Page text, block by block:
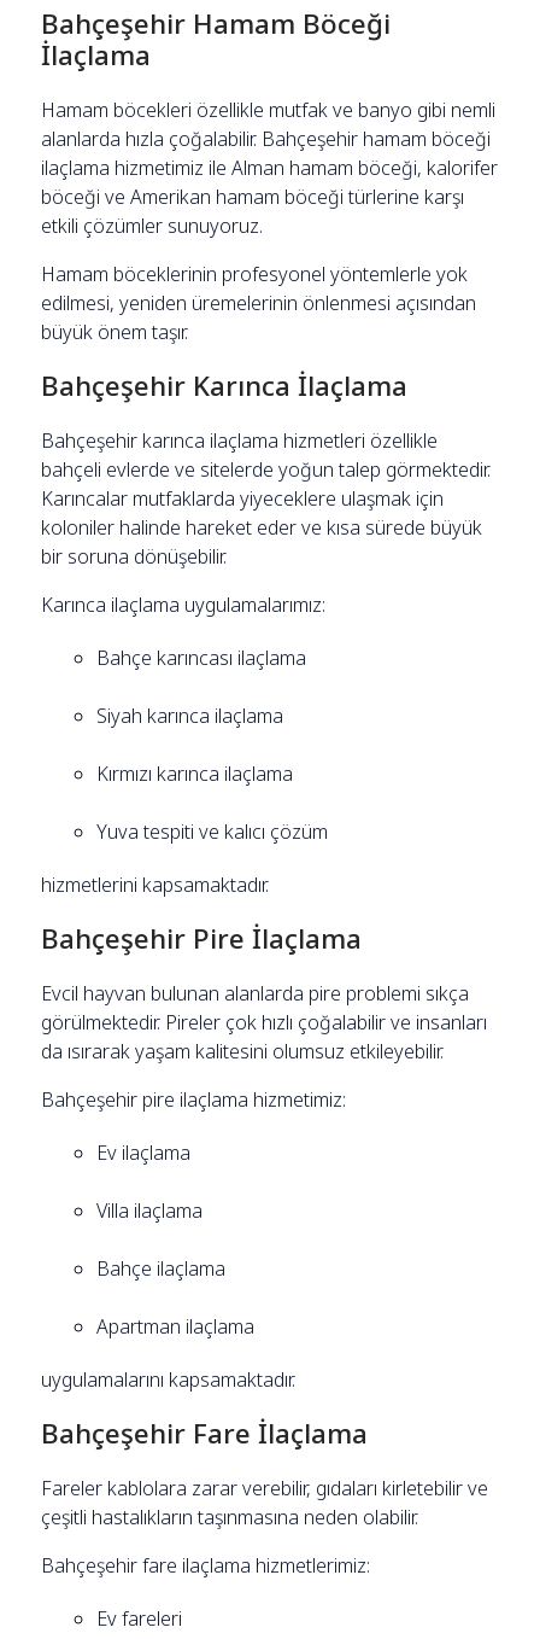
Bahçeşehir Hamam Böceği
İlaçlama
Hamam böcekleri özellikle mutfak ve banyo gibi nemli
alanlarda hızla çoğalabilir. Bahçeşehir hamam böceği
ilaçlama hizmetimiz ile Alman hamam böceği, kalorifer
böceği ve Amerikan hamam böceği türlerine karşı
etkili çözümler sunuyoruz.
Hamam böceklerinin profesyonel yöntemlerle yok
edilmesi, yeniden üremelerinin önlenmesi açısından
büyük önem taşır.
Bahçeşehir Karınca İlaçlama
Bahçeşehir karınca ilaçlama hizmetleri özellikle
bahçeli evlerde ve sitelerde yoğun talep görmektedir.
Karıncalar mutfaklarda yiyeceklere ulaşmak için
koloniler halinde hareket eder ve kısa sürede büyük
bir soruna dönüşebilir.
Karınca ilaçlama uygulamalarımız:
Bahçe karıncası ilaçlama
Siyah karınca ilaçlama
Kırmızı karınca ilaçlama
Yuva tespiti ve kalıcı çözüm
hizmetlerini kapsamaktadır.
Bahçeşehir Pire İlaçlama
Evcil hayvan bulunan alanlarda pire problemi sıkça
görülmektedir. Pireler çok hızlı çoğalabilir ve insanları
da ısırarak yaşam kalitesini olumsuz etkileyebilir.
Bahçeşehir pire ilaçlama hizmetimiz:
Ev ilaçlama
Villa ilaçlama
Bahçe ilaçlama
Apartman ilaçlama
uygulamalarını kapsamaktadır.
Bahçeşehir Fare İlaçlama
Fareler kablolara zarar verebilir, gıdaları kirletebilir ve
çeşitli hastalıkların taşınmasına neden olabilir.
Bahçeşehir fare ilaçlama hizmetlerimiz:
Ev fareleri